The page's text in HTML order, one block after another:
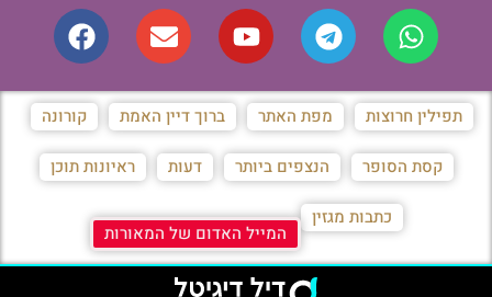
תפילין חרוצות מפת האתר ברוך דיין האמת קורונה
קסת הסופר הנצפים ביותר דעות ראיונות תוכן
כתבות מגזין
המייל האדום של המאורות